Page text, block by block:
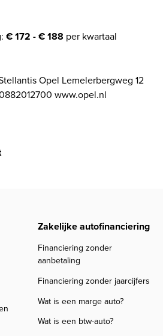
€ 172 - € 188 per kwartaal
Opel Lemelerbergweg 12
www.opel.nl
Zakelijke autofinanciering
Financiering zonder
aanbetaling
Financiering zonder jaarcijfers
Wat is een marge auto?
Wat is een btw-auto?